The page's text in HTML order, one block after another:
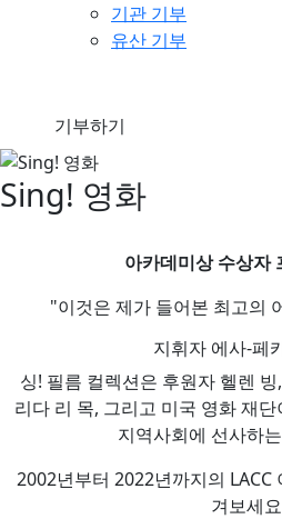
기관 기부
유산 기부
기부하기
Sing! 영화
아카데미상 수상자
"이것은 제가 들어본 최고의
지휘자 에사-페
싱! 필름 컬렉션은 후원자 헬렌
리다 리 목, 그리고 미국 영화 재단
지역사회에 선사하
2002년부터 2022년까지의 LACC
겨보세